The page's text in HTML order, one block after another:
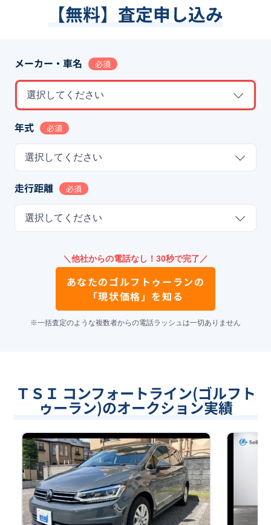
【無料】査定申し込み
メーカー・車名 必須
選択してください
年式 必須
選択してください
走行距離 必須
選択してください
＼他社からの電話なし！30秒で完了／
あなたの ゴルフトゥーランの
「現状価格」を知る
※一括査定のような複数者からの電話ラッシュは一切ありません
ＴＳＩ コンフォートライン(ゴルフト
ゥーラン)のオークション実績